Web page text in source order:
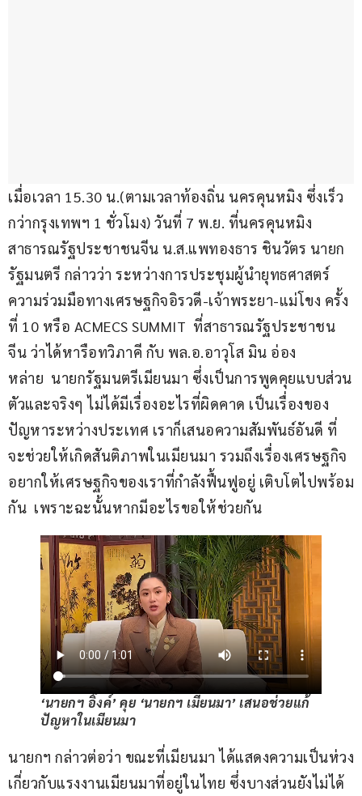
เมื่อเวลา 15.30 น.(ตามเวลาท้องถิ่น นครคุนหมิง ซึ่งเร็ว
กว่ากรุงเทพฯ 1 ชั่วโมง) วันที่ 7 พ.ย. ที่นครคุนหมิง
สาธารณรัฐประชาชนจีน น.ส.แพทองธาร ชินวัตร นายก
รัฐมนตรี กล่าวว่า ระหว่างการประชุมผู้นำยุทธศาสตร์
ความร่วมมือทางเศรษฐกิจอิรวดี-เจ้าพระยา-แม่โขง ครั้ง
ที่ 10 หรือ ACMECS SUMMIT  ที่สาธารณรัฐประชาชน
จีน ว่าได้หารือทวิภาคี กับ พล.อ.อาวุโส มิน อ่อง
หล่าย  นายกรัฐมนตรีเมียนมา ซึ่งเป็นการพูดคุยแบบส่วน
ตัวและจริงๆ ไม่ได้มีเรื่องอะไรที่ผิดคาด เป็นเรื่องของ
ปัญหาระหว่างประเทศ เราก็เสนอความสัมพันธ์อันดี ที่
จะช่วยให้เกิดสันติภาพในเมียนมา รวมถึงเรื่องเศรษฐกิจ
อยากให้เศรษฐกิจของเราที่กำลังฟื้นฟูอยู่ เติบโตไปพร้อม
กัน  เพราะฉะนั้นหากมีอะไรขอให้ช่วยกัน
‘นายกฯ อิ๊งค์’ คุย ‘นายกฯ เมียนมา’ เสนอช่วยแก้
ปัญหาในเมียนมา
นายกฯ กล่าวต่อว่า ขณะที่เมียนมา ได้แสดงความเป็นห่วง
เกี่ยวกับแรงงานเมียนมาที่อยู่ในไทย ซึ่งบางส่วนยังไม่ได้